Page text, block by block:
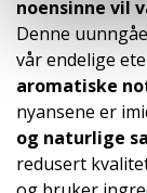
noensinne vil
Denne
vår endelige
aromatiske
nyansene er
og naturlige
redusert